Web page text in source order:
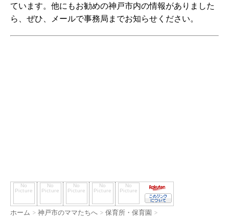
ています。他にもお勧めの神戸市内の情報がありました
ら、ぜひ、メールで事務局までお知らせください。
ホーム > 神戸市のママたちへ > 保育所・保育園 >